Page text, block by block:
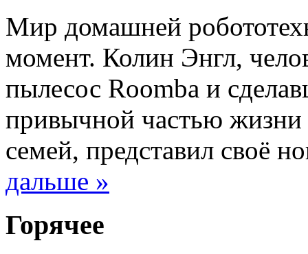
Мир домашней
момент. Колин Энгл,
пылесос Roomba и
привычной частью
семей, представил своё
дальше »
Горячее